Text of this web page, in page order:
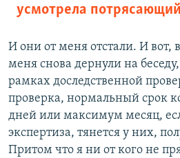
усмотрела
И они от меня отстали. И вот, в
меня снова дернули на
рамках доследственной
проверка, нормальный срок
дней или максимум месяц,
экспертиза, тянется у них,
Притом что я ни от кого не